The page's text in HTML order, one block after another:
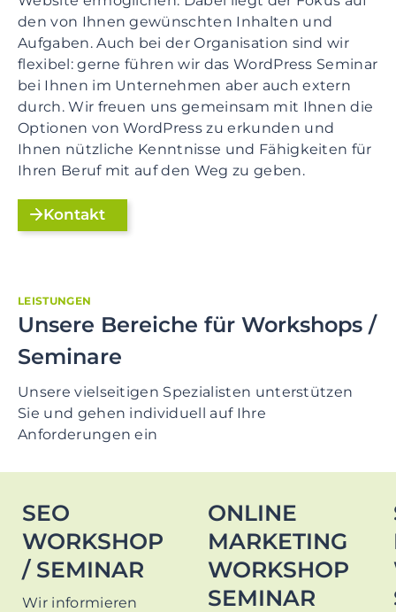
den von Ihnen gewünschten Inhalten und
Aufgaben. Auch bei der Organisation sind wir
flexibel: gerne führen wir das WordPress Seminar
bei Ihnen im Unternehmen aber auch extern
durch. Wir freuen uns gemeinsam mit Ihnen die
Optionen von WordPress zu erkunden und
Ihnen nützliche Kenntnisse und Fähigkeiten für
Ihren Beruf mit auf den Weg zu geben.
Kontakt
LEISTUNGEN
Unsere Bereiche für Workshops /
Seminare
Unsere vielseitigen Spezialisten unterstützen
Sie und gehen individuell auf Ihre
Anforderungen ein
SEO
WORKSHOP
/ SEMINAR
Wir informieren
ONLINE
MARKETING
WORKSHOP
SEMINAR